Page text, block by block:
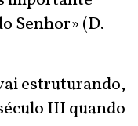
Senhor» (D.
estruturando,
III quando